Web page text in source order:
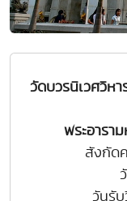
วัดบวรนิเวศวิห
พระอารา
สังกัด
วันรั